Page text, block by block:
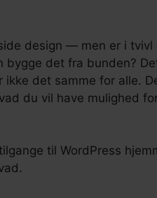
design — men er i
bygge det fra bunden?
ikke det samme for alle.
du vil have mulighed
til WordPress